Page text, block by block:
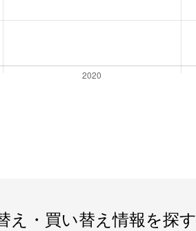
え・買い替え情報を探す